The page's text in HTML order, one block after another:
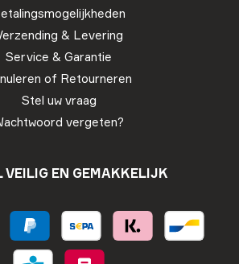
& Levering
Service & Garantie
of Retourneren
Stel uw vraag
vergeten?
VEILIG EN GEMAKKELIJK